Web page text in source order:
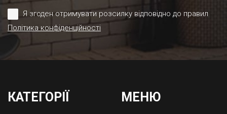
Я згоден отримувати розсилку відповідно до правил
Політика конфіденційності
КАТЕГОРІЇ МЕНЮ